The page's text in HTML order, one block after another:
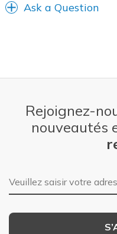
Ask a Question
Rejoignez-
nouveautés
Adresse e-mail